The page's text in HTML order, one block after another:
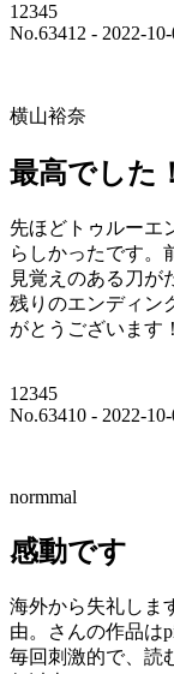
12345
No.63412 - 2022-
横山裕奈
最高でした
先ほどトゥルー
らしかったです。
見覚えのある刀が
残りのエンディン
がとうございます
12345
No.63410 - 2022-
normmal
感動です
海外から失礼しま
由。さんの作品は
毎回刺激的で、読